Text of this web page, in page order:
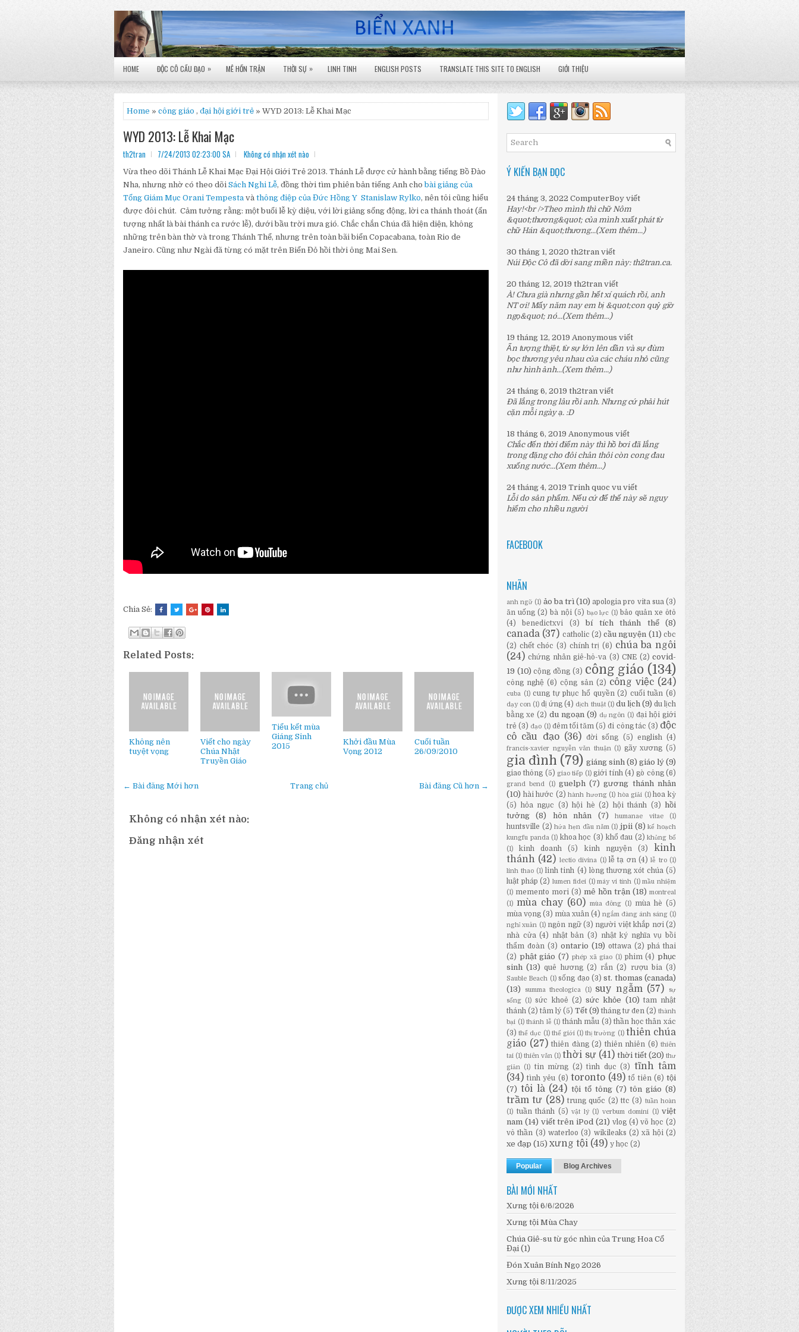
HOME ĐỘC CÔ CẦU ĐẠO » MÊ HỒN TRẬN THỜI SỰ » LINH TINH ENGLISH POSTS TRANSLATE THIS SITE TO ENGLISH GIỚI THIỆU
Home » công giáo , đại hội giới trẻ » WYD 2013: Lễ Khai Mạc
WYD 2013: Lễ Khai Mạc
th2tran 7/24/2013 02:23:00 SA Không có nhận xét nào
Vừa theo dõi Thánh Lễ Khai Mạc Đại Hội Giới Trẻ 2013. Thánh Lễ được cử hành bằng tiếng Bồ Đào
Nha, nhưng nhờ có theo dõi Sách Nghi Lễ, đồng thời tìm phiên bản tiếng Anh chobài giảng của
Tổng Giám Mục Orani Tempesta và thông điệp của Đức Hồng Y Stanislaw Rylko, nên tôi cũng hiểu
được đôi chút. Cảm tưởng rằng: một buổi lễ kỳ diệu, với lời giảng sống động, lời ca thánh thoát (ấn
tượng nhất là bài thánh ca rước lễ), dưới bầu trời mưa gió. Chắc chắn Chúa đã hiện diện, không
những trên bàn thờ và trong Thánh Thể, nhưng trên toàn bãi biển Copacabana, toàn Rio de
Janeiro. Cũng như Ngài đã từng có mặt trên Biển Đỏ hồi thời ông Mai Sen.
Chia Sẻ:
Related Posts:
Không nên
tuyệt vọng
Viết cho ngày
Chúa Nhật
Truyền Giáo
Tiểu kết mùa
Giáng Sinh
2015
Khởi đầu Mùa
Vọng 2012
Cuối tuần
26/09/2010
← Bài đăng Mới hơn Bài đăng Cũ hơn →
Trang chủ
Không có nhận xét nào:
Đăng nhận xét
Ý KIẾN BẠN ĐỌC
24 tháng 3, 2022 ComputerBoy viết
Hay!<br />Theo mình thì chữ Nôm
&quot;thương&quot; của mình xuất phát từ
chữ Hán &quot;thương...(Xem thêm...)
30 tháng 1, 2020 th2tran viết
Núi Độc Cô đã dời sang miền này: th2tran.ca.
20 tháng 12, 2019 th2tran viết
À! Chưa già nhưng gần hết xí quách rồi, anh
NT ơi! Mấy năm nay em bị &quot;con quỷ giờ
ngọ&quot; nó...(Xem thêm...)
19 tháng 12, 2019 Anonymous viết
Ấn tượng thiệt, từ sự lớn lên dần và sự đùm
bọc thương yêu nhau của các cháu nhỏ cũng
như hình ảnh...(Xem thêm...)
24 tháng 6, 2019 th2tran viết
Đã lắng trong lâu rồi anh. Nhưng cứ phải hút
cặn mỗi ngày ạ. :D
18 tháng 6, 2019 Anonymous viết
Chắc đến thời điểm này thì hồ bơi đã lắng
trong đặng cho đôi chân thôi còn cong đau
xuống nước...(Xem thêm...)
24 tháng 4, 2019 Trinh quoc vu viết
Lỗi do sản phẩm. Nếu cứ để thế này sẽ nguy
hiểm cho nhiều người
FACEBOOK
NHÃN
anh ngữ (1) ảo ba trì (10) apologia pro vita sua (3)
ăn uống (2) bà nội (5) bạo lực (1) bảo quản xe ôtô
(4)
benedictxvi (3) bí tích thánh thể (8)
canada (37) catholic (2) cầu nguyện (11) cbc
(2) chết chóc (3) chính trị (6) chúa ba ngôi
(24) chứng nhân giê-hô-va (3) CNE (2) covid-
19 (10) cộng đồng (3) công giáo (134)
công nghệ (6) cộng sản (2) công việc (24)
cuba (1) cung tự phục hổ quyền (2) cuối tuần (6)
dạy con (1) dị ứng (4) dịch thuật (1) du lịch (9) du lịch
bằng xe (2) du ngoạn (9) dụ ngôn (1) đại hội giới
trẻ (3) đạo (1) đêm tối tăm (5) đi công tác (3) độc
cô cầu đạo (36) đời sống (5) english (4)
francis-xavier nguyễn văn thuận (1) gãy xương (5)
gia đình (79) giáng sinh (8) giáo lý (9)
giao thông (5) giao tiếp (1) giới tính (4) gò công (6)
grand bend (1) guelph (7) gương thánh nhân
(10) hài hước (2) hành hương (1) hòa giải (1) hoa kỳ
(5) hỏa ngục (3) hội hè (2) hội thánh (3) hồi
tưởng
(8) hôn nhân (7) humanae vitae (1)
huntsville (2) hứa hẹn đầu năm (1) jpii (8) kế hoạch
kungfu panda (1) khoa học (3) khổ đau (2) khủng bố
(1)
kinh doanh (5) kinh nguyện (3)
kinh
thánh (42) lectio divina (1) lễ tạ ơn (4) lễ tro (1)
linh thao (1) linh tinh (4) lòng thương xót chúa (5)
luật pháp (2) lumen fidei (1) máy vi tính (1) mầu nhiệm
(1) memento mori (3) mê hồn trận (18) montreal
(1) mùa chay (60) mùa đông (1) mùa hè (5)
mùa vọng (3) mùa xuân (4) ngắm đàng ánh sáng (1)
nghỉ xuân (1) ngôn ngữ (3) người việt khắp nơi (2)
nhà cửa (4) nhật bản (3) nhật ký nghĩa vụ bồi
thẩm đoàn (3) ontario (19) ottawa (2) phá thai
(2) phật giáo (7) phép xã giao (1) phim (4) phục
sinh (13) quê hương (2) rắn (2) rượu bia (3)
Sauble Beach (1) sống đạo (3) st. thomas (canada)
(13)
summa theologica (1) suy ngẫm (57)
sự
sống
(1) sức khoẻ (2) sức khỏe (10) tam nhật
thánh (2) tâm lý (5) Tết (9) tháng tư đen (2) thành
bại (1) thánh lễ (1) thánh mẫu (3) thần học thân xác
(3) thể dục (1) thế giới (1) thị trường (1) thiên chúa
giáo (27) thiên đàng (2) thiên nhiên (6) thiên
tai (1) thiên văn (1) thời sự (41) thời tiết (20) thư
giản
(1) tin mừng (2) tình dục (3) tĩnh tâm
(34) tình yêu (6) toronto (49) tổ tiên (6) tội
(7) tôi là (24) tội tổ tông (7) tôn giáo (8)
trầm tư (28) trung quốc (2) ttc (3) tuần hoàn
(1) tuần thánh (5) vật lý (1) verbum domini (1) việt
nam (14) viết trên iPod (21) vlog (4) võ học (2)
vô thần (3) waterloo (3) wikileaks (2) xã hội (2)
xe đạp (15) xưng tội (49) y học (2)
Popular Blog Archives
BÀI MỚI NHẤT
Xưng tội 6/6/2026
Xưng tội Mùa Chay
Chúa Giê-su từ góc nhìn của Trung Hoa Cổ
Đại (1)
Đón Xuân Bính Ngọ 2026
Xưng tội 8/11/2025
ĐƯỢC XEM NHIỀU NHẤT